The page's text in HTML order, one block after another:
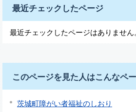
最近チェックしたページ
最近チェックしたページはありません
このページを見た人はこんなペ
茨城町障がい者福祉のしおり